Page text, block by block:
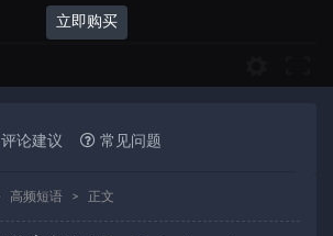
立即购买
评论建议 常见问题
高频短语 正文